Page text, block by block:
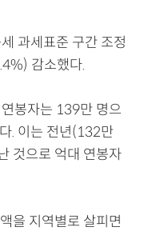
과세표준 구간 조정
감소했다.
봉자는 139만 명으
. 이는 전년(132만
것으로 억대 연봉자
을 지역별로 살피면